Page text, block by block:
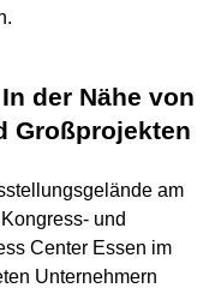
der Nähe von
Großprojekten
am
und
Center Essen im
Unternehmern